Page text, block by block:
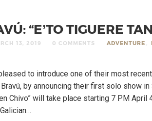
“E’TO TIGUERE
13, 2019 0 COMMENTS ADVENTURE ,
to introduce one of their most
by announcing their first solo show
Chivo” will take place starting 7 PM